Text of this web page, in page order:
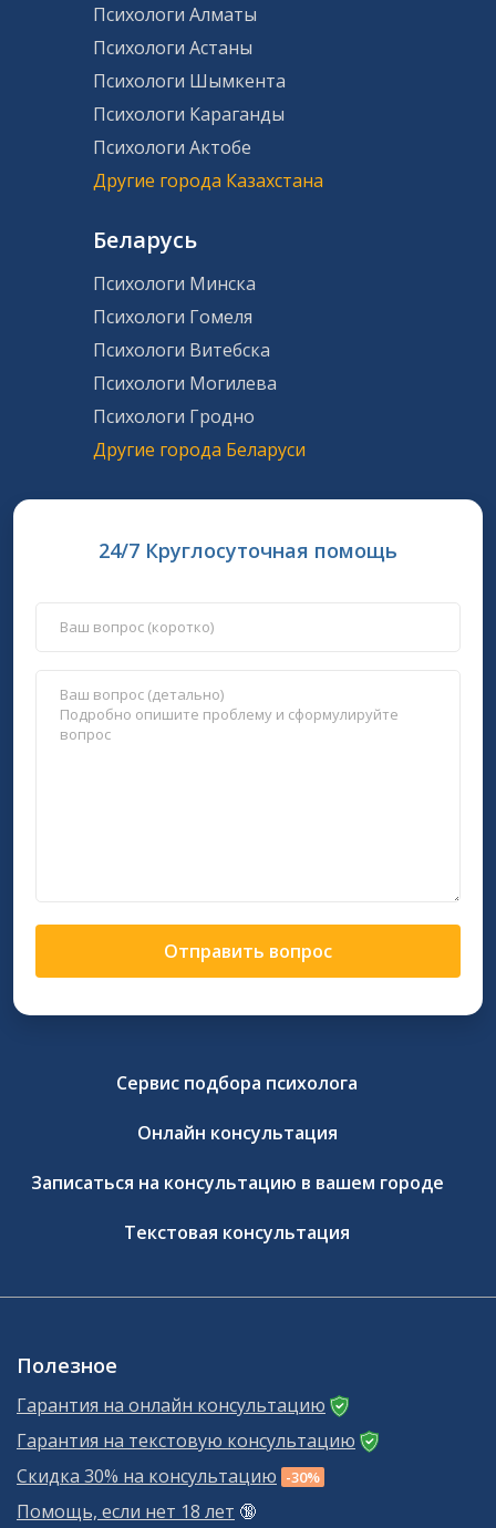
Психологи Алматы
Психологи Астаны
Психологи Шымкента
Психологи Караганды
Психологи Актобе
Другие города Казахстана
Беларусь
Психологи Минска
Психологи Гомеля
Психологи Витебска
Психологи Могилева
Психологи Гродно
Другие города Беларуси
24/7 Круглосуточная помощь
Отправить вопрос
Сервис подбора психолога
Онлайн консультация
Записаться на консультацию в вашем городе
Текстовая консультация
Полезное
Гарантия на онлайн консультацию
Гарантия на текстовую консультацию
Скидка 30% на консультацию -30%
Помощь, если нет 18 лет 🔞